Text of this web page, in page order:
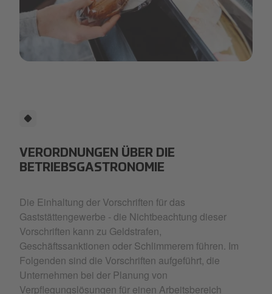
VERORDNUNGEN ÜBER DIE
BETRIEBSGASTRONOMIE
Die Einhaltung der Vorschriften für das
Gaststättengewerbe - die Nichtbeachtung dieser
Vorschriften kann zu Geldstrafen,
Geschäftssanktionen oder Schlimmerem führen. Im
Folgenden sind die Vorschriften aufgeführt, die
Unternehmen bei der Planung von
Verpflegungslösungen für einen Arbeitsbereich